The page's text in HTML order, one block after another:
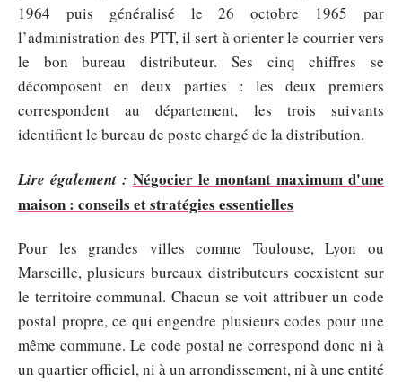
1964 puis généralisé le 26 octobre 1965 par
l’administration des PTT, il sert à orienter le courrier vers
le bon bureau distributeur. Ses cinq chiffres se
décomposent en deux parties : les deux premiers
correspondent au département, les trois suivants
identifient le bureau de poste chargé de la distribution.
Lire également : Négocier le montant maximum d'une
maison : conseils et stratégies essentielles
Pour les grandes villes comme Toulouse, Lyon ou
Marseille, plusieurs bureaux distributeurs coexistent sur
le territoire communal. Chacun se voit attribuer un code
postal propre, ce qui engendre plusieurs codes pour une
même commune. Le code postal ne correspond donc ni à
un quartier officiel, ni à un arrondissement, ni à une entité